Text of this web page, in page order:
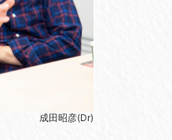
成田昭彦(Dr)